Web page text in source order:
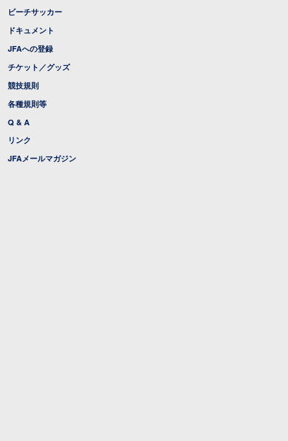
ビーチサッカー
ドキュメント
JFAへの登録
チケット／グッズ
競技規則
各種規則等
Q & A
リンク
JFAメールマガジン